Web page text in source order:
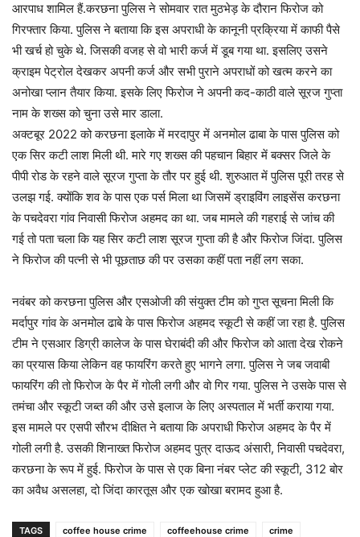
आरपाध शामिल हैं.करछना पुलिस ने सोमवार रात मुठभेड़ के दौरान फिरोज को
गिरफ्तार किया. पुलिस ने बताया कि इस अपराधी के कानूनी प्रक्रिया में काफी पैसे
भी खर्च हो चुके थे. जिसकी वजह से वो भारी कर्ज में डूब गया था. इसलिए उसने
क्राइम पेट्रोल देखकर अपनी कर्ज और सभी पुराने अपराधों को खत्म करने का
अनोखा प्लान तैयार किया. इसके लिए फिरोज ने अपनी कद-काठी वाले सूरज गुप्ता
नाम के शख्स को चुना उसे मार डाला.
अक्टबूर 2022 को करछना इलाके में मरदापुर में अनमोल ढाबा के पास पुलिस को
एक सिर कटी लाश मिली थी. मारे गए शख्स की पहचान बिहार में बक्सर जिले के
पीपी रोड के रहने वाले सूरज गुप्ता के तौर पर हुई थी. शुरुआत में पुलिस पूरी तरह से
उलझ गई. क्योंकि शव के पास एक पर्स मिला था जिसमें ड्राइविंग लाइसेंस करछना
के पचदेवरा गांव निवासी फिरोज अहमद का था. जब मामले की गहराई से जांच की
गई तो पता चला कि यह सिर कटी लाश सूरज गुप्ता की है और फिरोज जिंदा. पुलिस
ने फिरोज की पत्नी से भी पूछताछ की पर उसका कहीं पता नहीं लग सका.
नवंबर को करछना पुलिस और एसओजी की संयुक्त टीम को गुप्त सूचना मिली कि
मर्दापुर गांव के अनमोल ढाबे के पास फिरोज अहमद स्कूटी से कहीं जा रहा है. पुलिस
टीम ने एसआर डिग्री कालेज के पास घेराबंदी की और फिरोज को आता देख रोकने
का प्रयास किया लेकिन वह फायरिंग करते हुए भागने लगा. पुलिस ने जब जवाबी
फायरिंग की तो फिरोज के पैर में गोली लगी और वो गिर गया. पुलिस ने उसके पास से
तमंचा और स्कूटी जब्त की और उसे इलाज के लिए अस्पताल में भर्ती कराया गया.
इस मामले पर एसपी सौरभ दीक्षित ने बताया कि अपराधी फिरोज अहमद के पैर में
गोली लगी है. उसकी शिनाख्त फिरोज अहमद पुत्र दाऊद अंसारी, निवासी पचदेवरा,
करछना के रूप में हुई. फिरोज के पास से एक बिना नंबर प्लेट की स्कूटी, 312 बोर
का अवैध असलहा, दो जिंदा कारतूस और एक खोखा बरामद हुआ है.
TAGS coffee house crime coffeehouse crime
crime